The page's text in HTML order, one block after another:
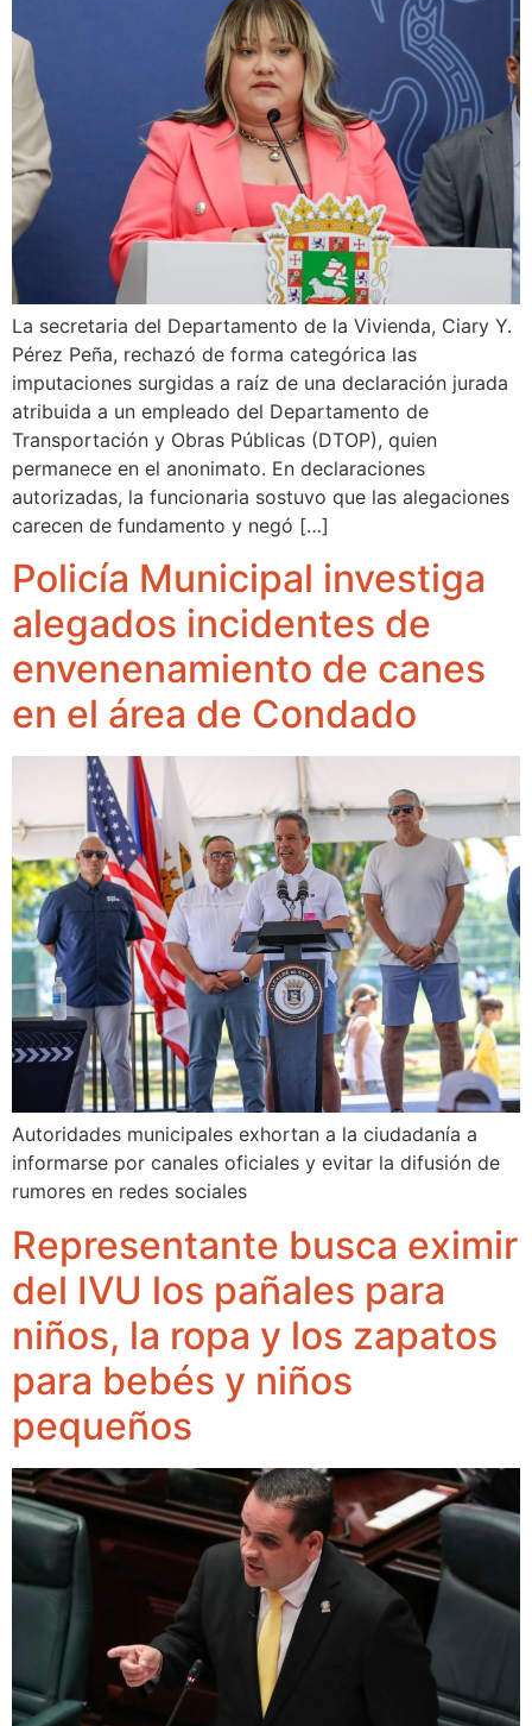
La secretaria del Departamento de la Vivienda, Ciary Y.
Pérez Peña, rechazó de forma categórica las
imputaciones surgidas a raíz de una declaración jurada
atribuida a un empleado del Departamento de
Transportación y Obras Públicas (DTOP), quien
permanece en el anonimato. En declaraciones
autorizadas, la funcionaria sostuvo que las alegaciones
carecen de fundamento y negó […]
Policía Municipal investiga
alegados incidentes de
envenenamiento de canes
en el área de Condado
Autoridades municipales exhortan a la ciudadanía a
informarse por canales oficiales y evitar la difusión de
rumores en redes sociales
Representante busca eximir
del IVU los pañales para
niños, la ropa y los zapatos
para bebés y niños
pequeños